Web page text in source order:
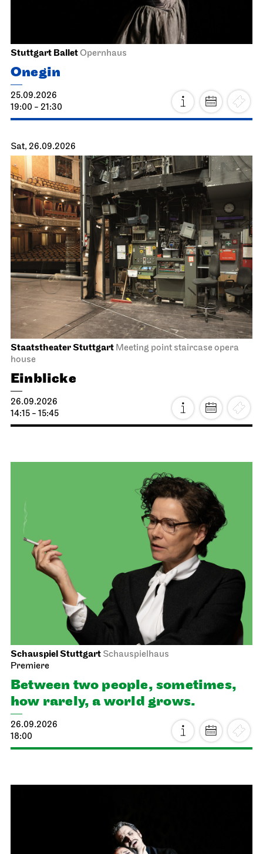
Stuttgart BalletOpernhaus
Onegin
25.09.2026
19:00 - 21:30
Sat, 26.09.2026
Staatstheater Stuttgart Meeting point staircase opera
house
Einblicke
26.09.2026
14:15 - 15:45
Schauspiel Stuttgart Schauspielhaus
Premiere
Between two people, sometimes,
how rarely, a world grows.
26.09.2026
18:00